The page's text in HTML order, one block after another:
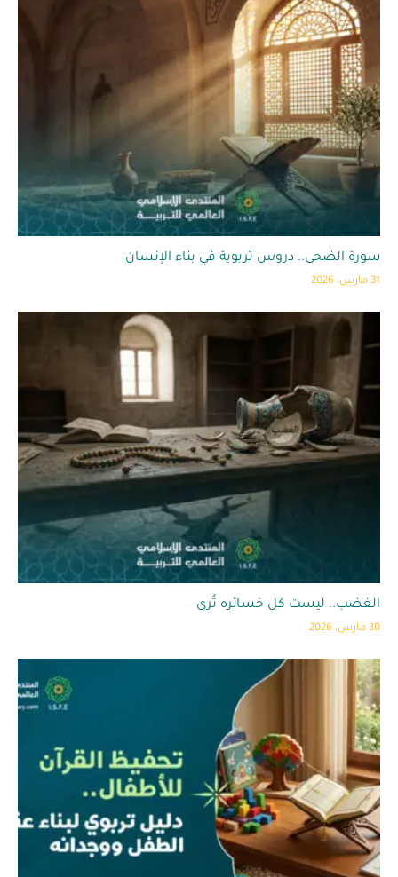
سورة الضحى.. دروس تربوية في بناء الإنسان
31 مارس، 2026
الغضب.. ليست كل خسائره تُرى
30 مارس، 2026